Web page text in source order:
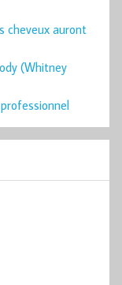
cheveux auront
(Whitney